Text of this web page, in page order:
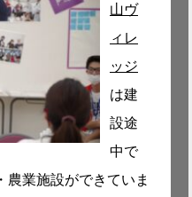
山ヴ
ィレ
ッジ
は建
設途
中で
農業施設ができていま